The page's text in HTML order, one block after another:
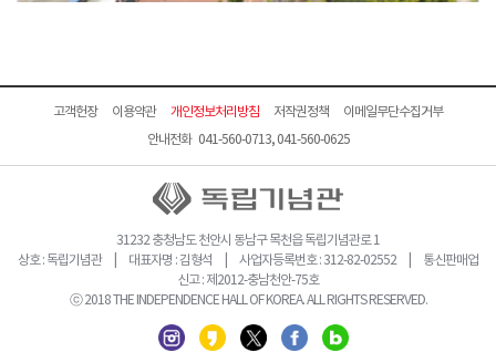
고객헌장 이용약관 개인정보처리방침 저작권정책
이메일무단수집거부
안내전화 041-560-0713, 041-560-0625
31232 충청남도 천안시 동남구 목천읍 독립기념관로 1
상호 : 독립기념관 | 대표자명 : 김형석 | 사업자등록번호 : 312-82-02552 | 통신판매업
신고 : 제2012-충남천안-75호
ⓒ 2018 THE INDEPENDENCE HALL OF KOREA. ALL RIGHTS RESERVED.